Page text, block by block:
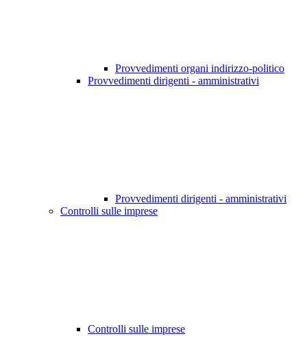
Provvedimenti organi indirizzo-politico
Provvedimenti dirigenti - amministrativi
Provvedimenti dirigenti - amministrativi
Controlli sulle imprese
Controlli sulle imprese